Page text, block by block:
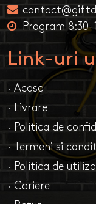
Program 8:30-
Link-uri
· Acasa
· Livrare
· Politica de
· Termeni si
· Politica de
· Cariere